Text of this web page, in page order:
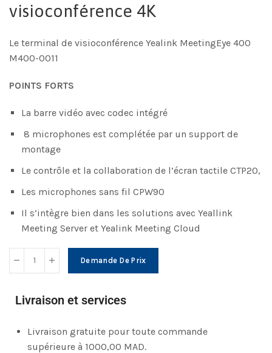
visioconférence 4K
Le terminal de visioconférence Yealink MeetingEye 400
M400-0011
POINTS FORTS
La barre vidéo avec codec intégré
8 microphones est complétée par un support de
montage
Le contrôle et la collaboration de l’écran tactile CTP20,
Les microphones sans fil CPW90
Il s’intègre bien dans les solutions avec Yeallink
Meeting Server et Yealink Meeting Cloud
Demande De Prix
Livraison et services
Livraison gratuite pour toute commande
supérieure à 1000,00 MAD.